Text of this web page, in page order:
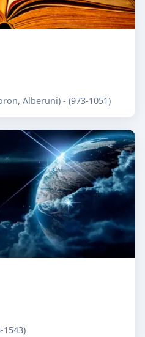
Alberuni) - (973-1051)
1543)